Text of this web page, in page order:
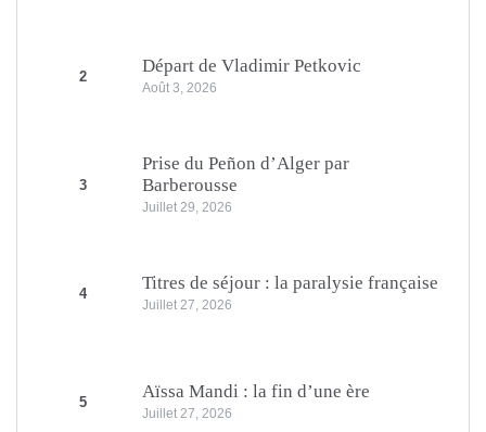
2
Départ de Vladimir Petkovic
Août 3, 2026
3
Prise du Peñon d’Alger par
Barberousse
Juillet 29, 2026
4
Titres de séjour : la paralysie française
Juillet 27, 2026
5
Aïssa Mandi : la fin d’une ère
Juillet 27, 2026